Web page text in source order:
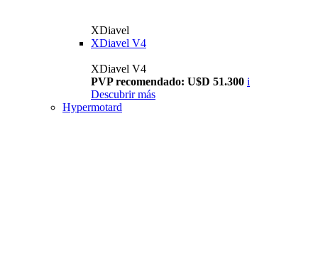
XDiavel
XDiavel V4
XDiavel V4
PVP recomendado: U$D 51.300 i
Descubrir más
Hypermotard